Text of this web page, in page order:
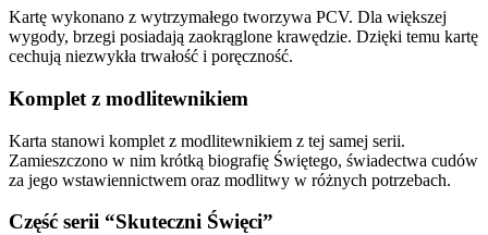
Kartę wykonano z wytrzymałego tworzywa PCV. Dla większej
wygody, brzegi posiadają zaokrąglone krawędzie. Dzięki temu kartę
cechują niezwykła trwałość i poręczność.
Komplet z modlitewnikiem
Karta stanowi komplet z modlitewnikiem z tej samej serii.
Zamieszczono w nim krótką biografię Świętego, świadectwa cudów
za jego wstawiennictwem oraz modlitwy w różnych potrzebach.
Część serii “Skuteczni Święci”